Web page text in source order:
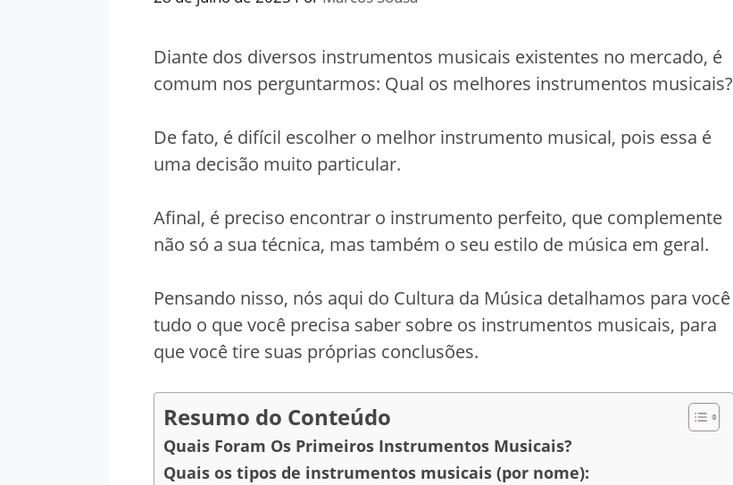
Diante dos diversos instrumentos musicais existentes no mercado, é
comum nos perguntarmos: Qual os melhores instrumentos musicais?
De fato, é difícil escolher o melhor instrumento musical, pois essa é
uma decisão muito particular.
Afinal, é preciso encontrar o instrumento perfeito, que complemente
não só a sua técnica, mas também o seu estilo de música em geral.
Pensando nisso, nós aqui do Cultura da Música detalhamos para você
tudo o que você precisa saber sobre os instrumentos musicais, para
que você tire suas próprias conclusões.
Resumo do Conteúdo
Quais Foram Os Primeiros Instrumentos Musicais?
Quais os tipos de instrumentos musicais (por nome):